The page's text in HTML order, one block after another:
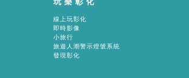
線上玩彰化
即時影像
小旅行
旅遊人潮警示燈號系統
發現彰化